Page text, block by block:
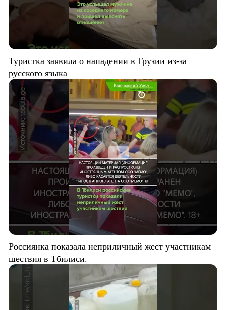
Туристка заявила о нападении в Грузии из-за
русского языка
Россиянка показала неприличный жест участникам
шествия в Тбилиси.